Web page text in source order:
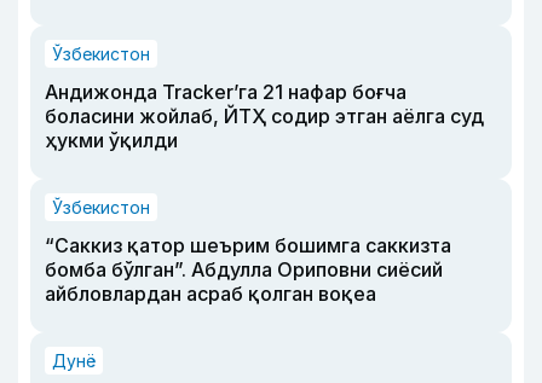
Ўзбекистон
Андижонда Tracker’га 21 нафар боғча
боласини жойлаб, ЙТҲ содир этган аёлга суд
ҳукми ўқилди
Ўзбекистон
“Саккиз қатор шеърим бошимга саккизта
бомба бўлган”. Абдулла Ориповни сиёсий
айбловлардан асраб қолган воқеа
Дунё